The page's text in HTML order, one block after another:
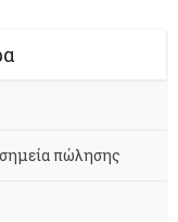
πώλησης